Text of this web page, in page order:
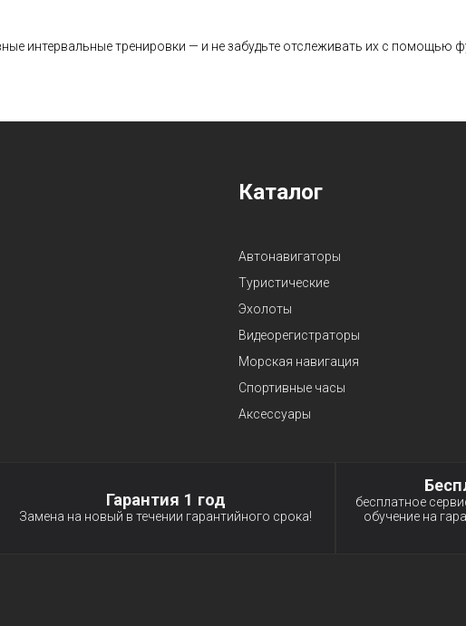
интервальные тренировки — и не забудьте отслеживать их с помощью
Каталог
Автонавигаторы
Туристические
Эхолоты
Видеорегистраторы
Морская навигация
Спортивные часы
Аксессуары
Гарантия 1 год
Замена на новый в течении гарантийного срока!
бесплатное
обучение на